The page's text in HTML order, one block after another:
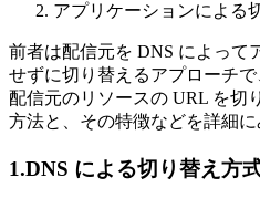
アプリケーションによる
前者は配信元を DNS によって
せずに切り替えるアプローチ
配信元のリソースの URL を切
方法と、その特徴などを詳細に
1.DNS による切り替え方